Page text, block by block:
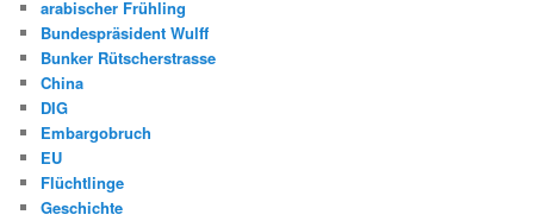
arabischer Frühling
Bundespräsident Wulff
Bunker Rütscherstrasse
China
DIG
Embargobruch
EU
Flüchtlinge
Geschichte